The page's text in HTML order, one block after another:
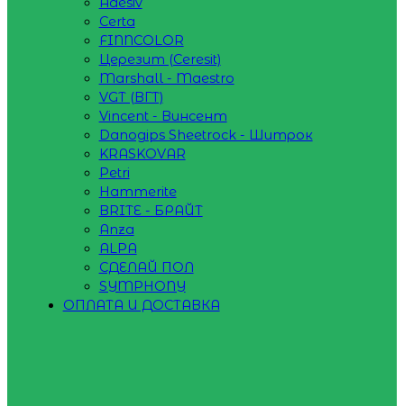
Certa
FINNCOLOR
Церезит (Ceresit)
Marshall - Maestro
VGT (ВГТ)
Vincent - Винсент
Danogips Sheetrock - Шитрок
KRASKOVAR
Petri
Hammerite
BRITE - БРАЙТ
Anza
ALPA
СДЕЛАЙ ПОЛ
SYMPHONY
ОПЛАТА И ДОСТАВКА